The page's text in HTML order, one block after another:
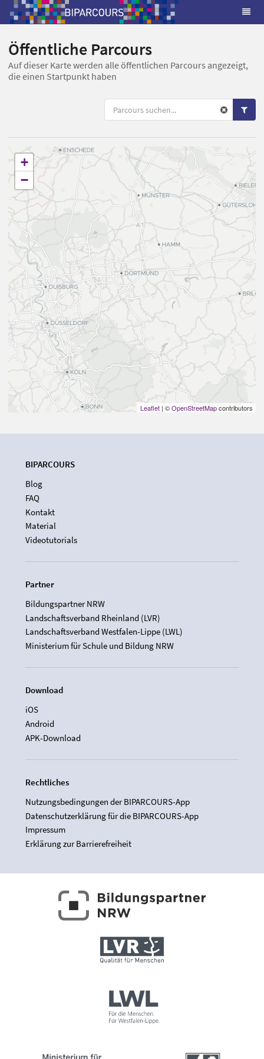
Öffentliche Parcours
Auf dieser Karte werden alle öffentlichen Parcours angezeigt,
die einen Startpunkt haben
+
−
Leaflet | ©OpenStreetMapcontributors
BIPARCOURS
Blog
FAQ
Kontakt
Material
Videotutorials
Partner
Bildungspartner NRW
Landschaftsverband Rheinland (LVR)
Landschaftsverband Westfalen-Lippe (LWL)
Ministerium für Schule und Bildung NRW
Download
iOS
Android
APK-Download
Rechtliches
Nutzungsbedingungen der BIPARCOURS-App
Datenschutzerklärung für die BIPARCOURS-App
Impressum
Erklärung zur Barrierefreiheit